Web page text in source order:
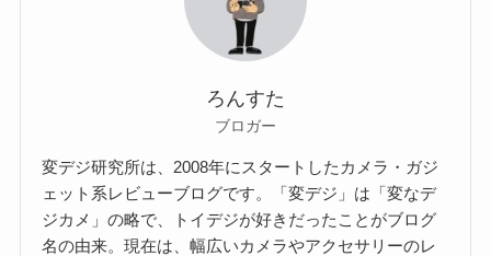
ろんすた
ブロガー
変デジ研究所は、2008年にスタートしたカメラ・ガジ
ェット系レビューブログです。「変デジ」は「変なデ
ジカメ」の略で、トイデジが好きだったことがブログ
名の由来。現在は、幅広いカメラやアクセサリーのレ